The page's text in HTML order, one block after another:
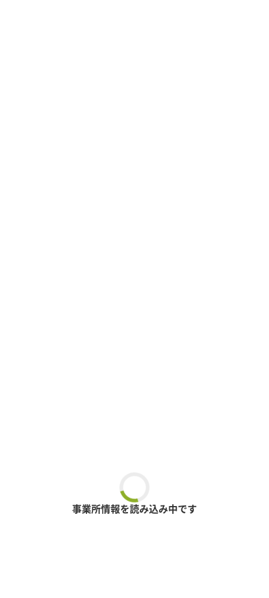
事業所情報を読み込み中です